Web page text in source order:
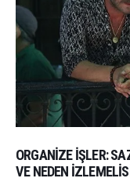
ORGANIZE İŞLER:
VE NEDEN